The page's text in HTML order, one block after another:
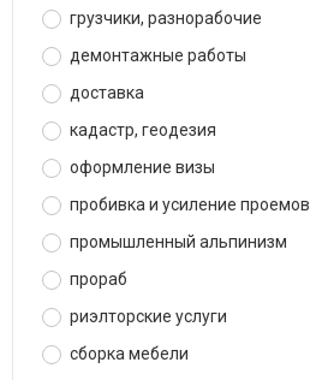
грузчики, разнорабочие
демонтажные работы
доставка
кадастр, геодезия
оформление визы
пробивка и усиление проемов
промышленный альпинизм
прораб
риэлторские услуги
сборка мебели